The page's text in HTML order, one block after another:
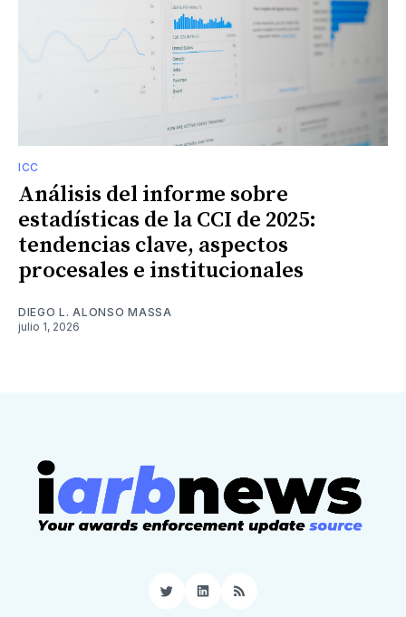
ICC
Análisis del informe sobre
estadísticas de la CCI de 2025:
tendencias clave, aspectos
procesales e institucionales
DIEGO L. ALONSO MASSA
julio 1, 2026
TwitterLinkedIn
RSS